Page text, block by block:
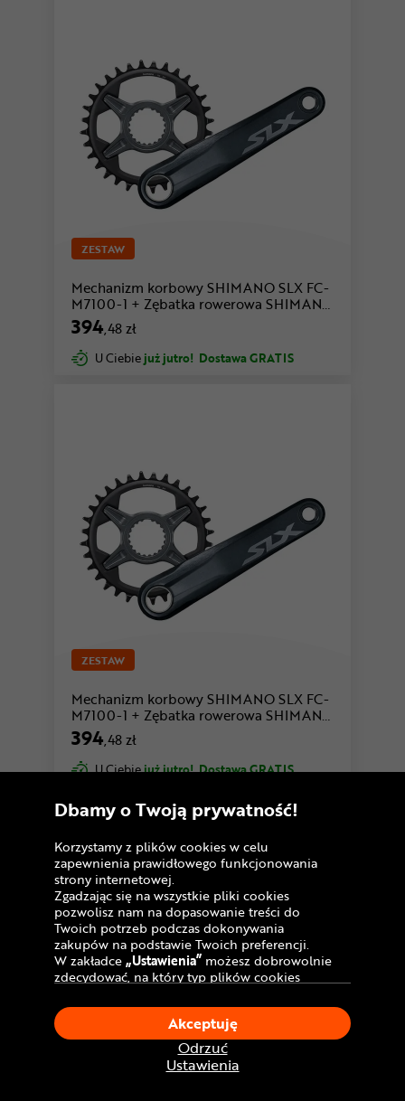
ZESTAW
Mechanizm korbowy SHIMANO SLX FC-
M7100-1 + Zębatka rowerowa SHIMANO
SM-CRM75 SLX FC-M7100
394,48 zł
U Ciebie już jutro! Dostawa GRATIS
ZESTAW
Mechanizm korbowy SHIMANO SLX FC-
M7100-1 + Zębatka rowerowa SHIMANO
SM-CRM75 SLX FC-M7100
394,48 zł
U Ciebiejuż jutro! Dostawa GRATIS
Dbamy o Twoją prywatność!
Korzystamy z plików cookies w celu
zapewnienia prawidłowego funkcjonowania
strony internetowej.
Zgadzając się na wszystkie pliki cookies
pozwolisz nam na dopasowanie treści do
Twoich potrzeb podczas dokonywania
zakupów na podstawie Twoich preferencji.
W zakładce„Ustawienia” możesz dobrowolnie
zdecydować, na który typ plików cookies
Klikając„Akceptuję”, wyrażasz zgodę na
stosowanie ciasteczek zgodnie z ustawieniami
Twojej przeglądarki.
W dowolnym momencie, możesz dokonać
zmiany swojego wyboru klikając opcję
Ustawienia
Odrzuć
Akceptuję